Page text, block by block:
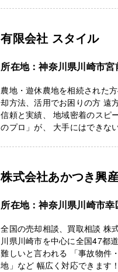
有限会社 スタイル
所在地：神奈川県川崎市
農地・遊休農地を相続された
却方法、活用でお困りの方
信頼と実績、 地域密着のスピ
のプロ」が、 大手にはできな
株式会社あかつき興
所在地：神奈川県川崎市
全国の売却相談、買取相談 株
川県川崎市を中心に全国47都
難しいと言われる 「事故物件
地」など 幅広く対応できます